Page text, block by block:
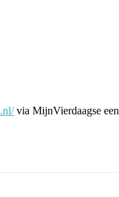
via MijnVierdaagse